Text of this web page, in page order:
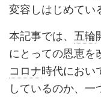
変容しはじめてい
本記事では、 五輪
にとっての恩恵を
コロナ時代におい
しているのか、一